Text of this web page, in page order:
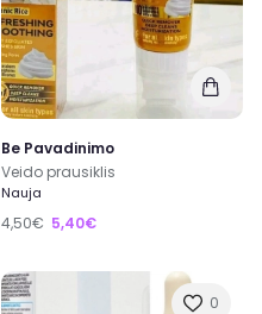
Be Pavadinimo
Veido prausiklis
Nauja
4,50€ 5,40€
0